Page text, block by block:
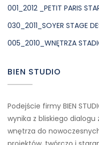
001_2012 _PETIT PARIS
030_2011_SOYER STAGE
005_2010_WNĘTRZA
BIEN STUDIO
Podejście firmy BIEN
wynika z bliskiego
wnętrza do